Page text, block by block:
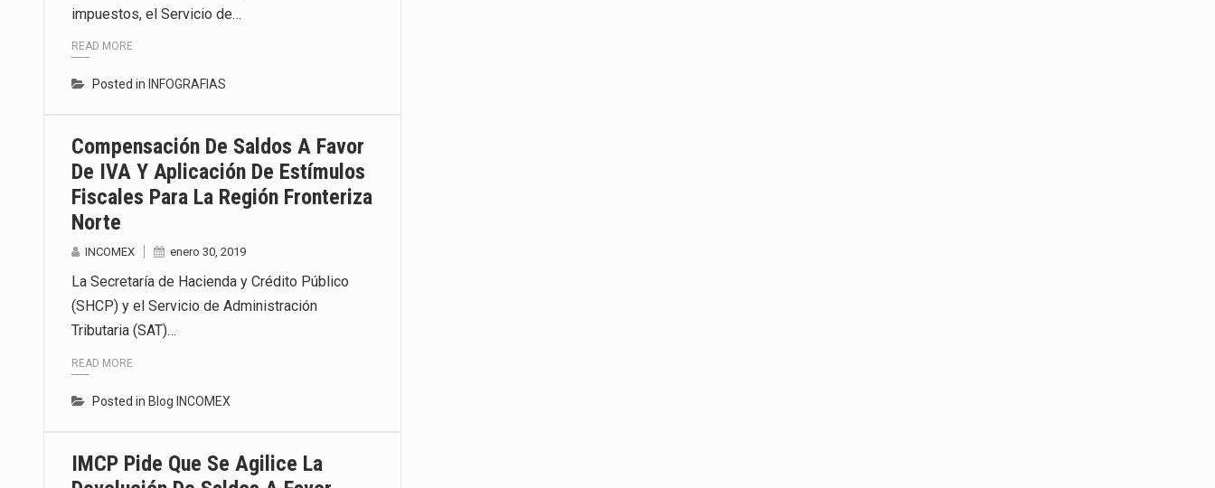
impuestos, el Servicio de…
READ MORE
Posted in INFOGRAFIAS
Compensación De Saldos A Favor
De IVA Y Aplicación De Estímulos
Fiscales Para La Región Fronteriza
Norte
INCOMEX enero 30, 2019
La Secretaría de Hacienda y Crédito Público
(SHCP) y el Servicio de Administración
Tributaria (SAT)…
READ MORE
Posted in Blog INCOMEX
IMCP Pide Que Se Agilice La